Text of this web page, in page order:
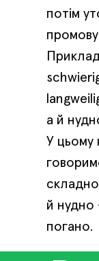
потім
а й
У цьому
й нудно
погано.